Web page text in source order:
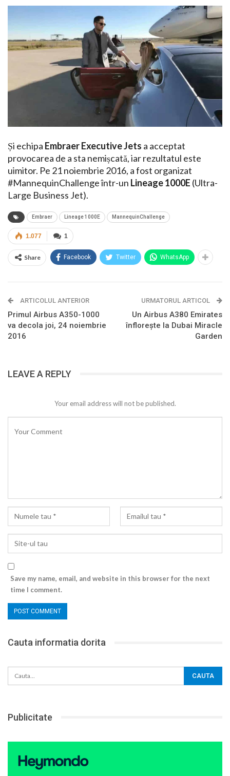
Și echipa Embraer Executive Jets a acceptat
provocarea de a sta nemișcată, iar rezultatul este
uimitor. Pe 21 noiembrie 2016, a fost organizat
#MannequinChallenge într-un Lineage 1000E (Ultra-
Large Business Jet).
Embraer Lineage 1000E MannequinChallenge
1
1.077
Share Facebook Twitter WhatsApp
ARTICOLUL ANTERIOR
Primul Airbus A350-1000
va decola joi, 24 noiembrie
2016
URMATORUL ARTICOL
Un Airbus A380 Emirates
înflorește la Dubai Miracle
Garden
LEAVE A REPLY
Your email address will not be published.
Save my name, email, and website in this browser for the next
time I comment.
Cauta informatia dorita
Publicitate